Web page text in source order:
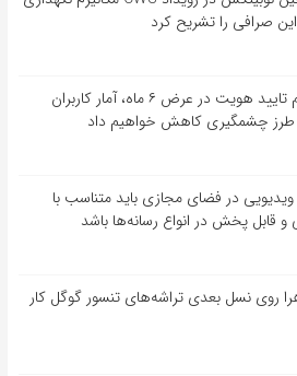
این صرافی را تشریح کرد
دیوار: با سیستم تایید هویت در عرض ۶ ماه، آمار کاربران
طرز چشمگیری کاهش خواهیم داد
ویدیویی در فضای مجازی باید متناسب با
قابل پخش در انواع رسانه‌ها باشد
روی نسل بعدی تراشه‌های تنسور گوگل کار